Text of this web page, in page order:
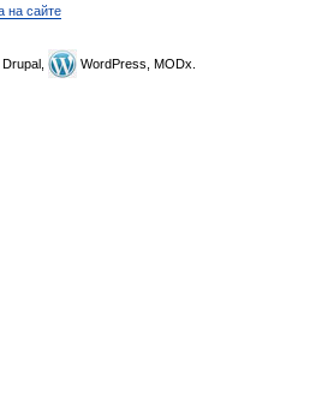
на сайте
Drupal, WordPress, MODx.